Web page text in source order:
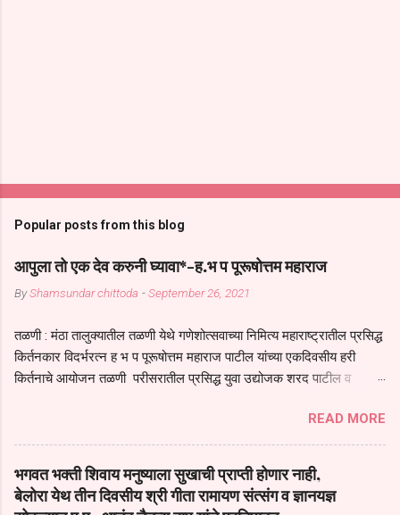
Popular posts from this blog
आपुला तो एक देव करुनी घ्यावा*-ह.भ प पूरूषोत्तम महाराज
ByShamsundar chittoda -September 26, 2021
तळणी : मंठा तालुक्यातील तळणी येथे गणेशोत्सवाच्या निमित्य महाराष्ट्रातील प्रसिद्ध
किर्तनकार विदर्भरत्न ह भ प पूरूषोत्तम महाराज पाटील यांच्या एकदिवसीय हरी
किर्तनाचे आयोजन तळणी परीसरातील प्रसिद्ध युवा उद्योजक शरद पाटील व
तुकाराम महाराज यांच्या *आपुला तो एक देव करुनी घ्यावा* *तेणे विन जिवा सुख
नोहे* *येरती माईक दुःखाची जनीती* *नाही आदी अंती अवसान* या अभंगावर
सुंदर निरूपण केले सध्य स्थितीचा काळ हा मानव जातीच्या परीक्षेचा काळ आहे
धर्ममंडपात बसलेली लोक ही खरच भाग्यवान आहेत कोरोना सारख्या महामारीत आपंण
जिवंत आहोत या महामारीतून जर आपल्याला वाचायचे असेल तर धार्मीक विचाराचा
READ MORE
भगवत भक्ती शिवाय मनुष्याला सुखाची प्राप्ती होणार नाही,
बेलोरा येथ तीन दिवसीय श्री गीता रामायण संत्संग व ज्ञानयज्ञ